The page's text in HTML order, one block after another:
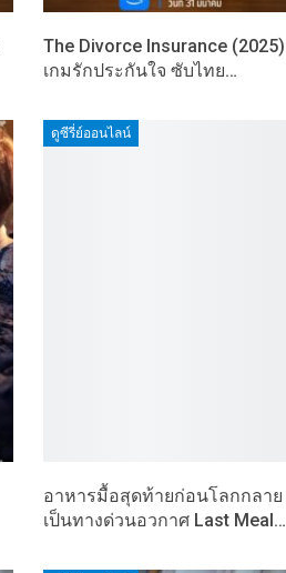
The Divorce Insurance (2025)
เกมรักประกันใจ ซับไทย…
ดูซีรี่ย์ออนไลน์
อาหารมื้อสุดท้ายก่อนโลกกลาย
เป็นทางด่วนอวกาศ Last Meal…